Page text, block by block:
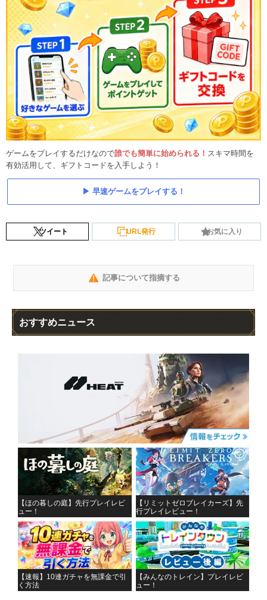
ゲームをプレイするだけなので誰でも簡単に始められる！ スキマ時間を
有効活用して、ギフトコードを入手しよう！
早速ゲームをプレイする！
ツイート URL発行 お気に入り
記事について指摘する
おすすめニュース
【ほの暮しの庭】先行プレイレビ
ュー！
【リミットゼロブレイカーズ】先
行プレイレビュー！
【速報】10連ガチャを無課金で引
く方法
【みんなのトレイン】プレイレビ
ュー！